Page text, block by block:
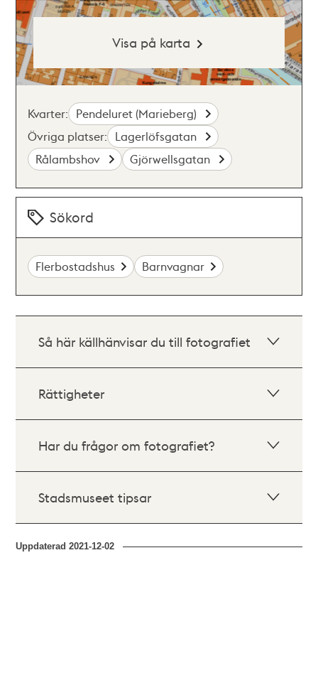
Visa på karta
Kvarter: Pendeluret (Marieberg)
Övriga platser: Lagerlöfsgatan
Rålambshov
Gjörwellsgatan
Sökord
Flerbostadshus Barnvagnar
Så här källhänvisar du till fotografiet
Rättigheter
Har du frågor om fotografiet?
Stadsmuseet tipsar
Uppdaterad2021-12-02